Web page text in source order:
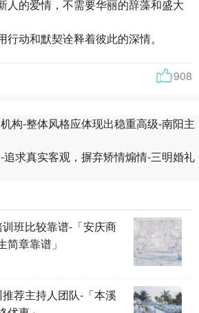
人的爱情，不需要华丽的辞藻和盛大
行动和默契诠释着彼此的深情。
908
构-整体风格应体现出稳重高级-南阳主
追求真实客观，摒弃矫情煽情-三明婚礼
班比较靠谱-「安庆商
章靠谱」
荐主持人团队-「本溪